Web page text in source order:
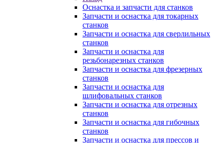
Оснастка и запчасти для станков
Запчасти и оснастка для токарных
станков
Запчасти и оснастка для сверлильных
станков
Запчасти и оснастка для
резьбонарезных станков
Запчасти и оснастка для фрезерных
станков
Запчасти и оснастка для
шлифовальных станков
Запчасти и оснастка для отрезных
станков
Запчасти и оснастка для гибочных
станков
Запчасти и оснастка для прессов и